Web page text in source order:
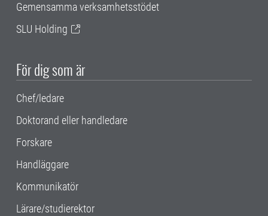
Gemensamma verksamhetsstödet
SLU Holding
För dig som är
Chef/ledare
Doktorand eller handledare
Forskare
Handläggare
Kommunikatör
Lärare/studierektor